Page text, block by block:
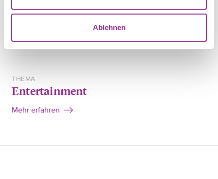
Ablehnen
THEMA
Entertainment
Mehr erfahren